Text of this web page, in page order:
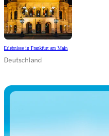
Erlebnisse in Frankfurt am Main
Deutschland